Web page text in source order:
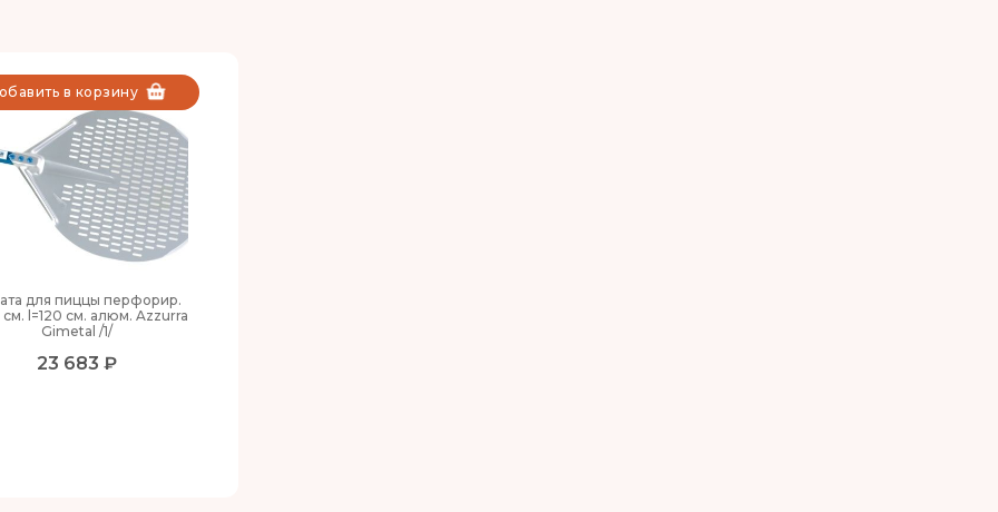
для пиццы перфорир.
см. l=120 см. алюм. Azzurra
Gimetal /1/
23 683 ₽
в корзину